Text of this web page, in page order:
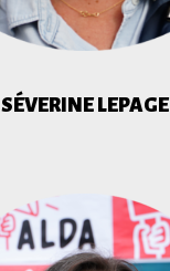
SÉVERINE LEPAGE